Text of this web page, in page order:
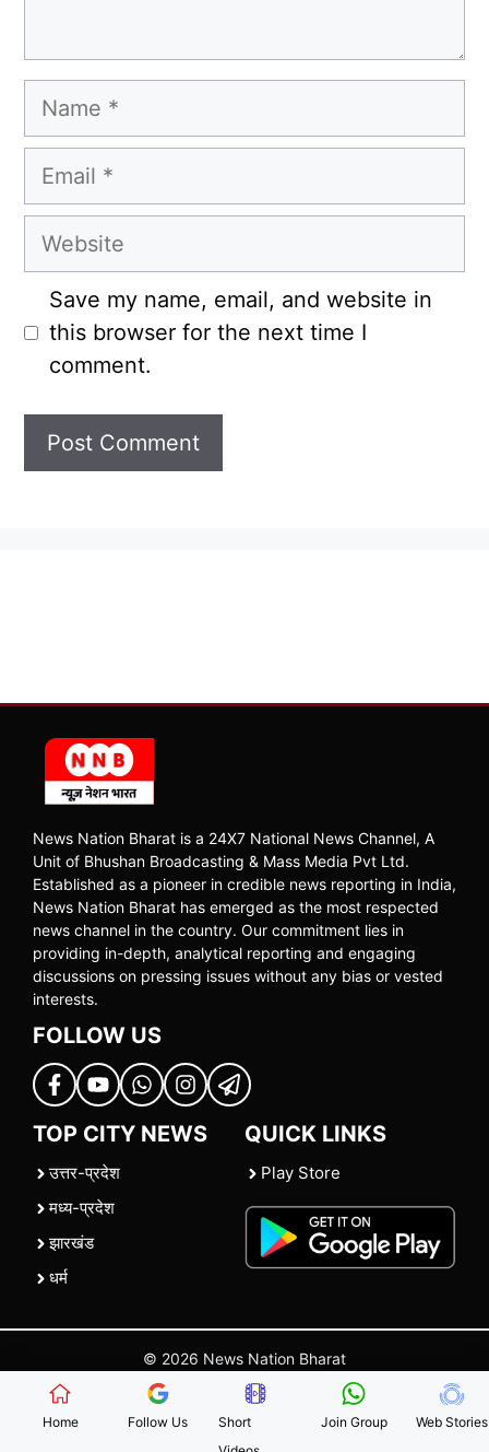
Name
Email
Website
Save my name, email, and website in
this browser for the next time I
comment.
News Nation Bharat is a 24X7 National News Channel, A
Unit of Bhushan Broadcasting & Mass Media Pvt Ltd.
Established as a pioneer in credible news reporting in India,
News Nation Bharat has emerged as the most respected
news channel in the country. Our commitment lies in
providing in-depth, analytical reporting and engaging
discussions on pressing issues without any bias or vested
interests.
FOLLOW US
TOP CITY NEWS
उत्तर-प्रदेश
मध्य-प्रदेश
झारखंड
धर्म
QUICK LINKS
Play Store
© 2026 News Nation Bharat
| |Contact Us |Policies Terms and Conditions
Home Follow Us
Short
Join Group Web Stories